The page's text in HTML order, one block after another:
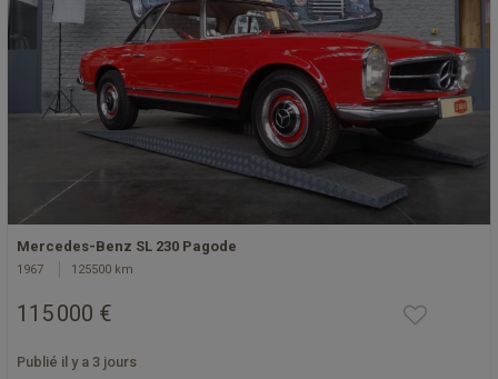
Mercedes-Benz SL 230 Pagode
1967 125500 km
115 000 €
Publié il y a 3 jours